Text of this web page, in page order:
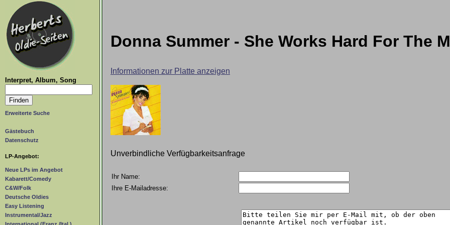
Interpret, Album, Song
Erweiterte Suche
Gästebuch
Datenschutz
LP-Angebot:
Neue LPs im Angebot
Kabarett/Comedy
C&W/Folk
Deutsche Oldies
Easy Listening
Instrumental/Jazz
Donna Summer - She Works Hard For The
Informationen zur Platte anzeigen
Unverbindliche Verfügbarkeitsanfrage
Ihr Name:
Ihre E-Mailadresse: